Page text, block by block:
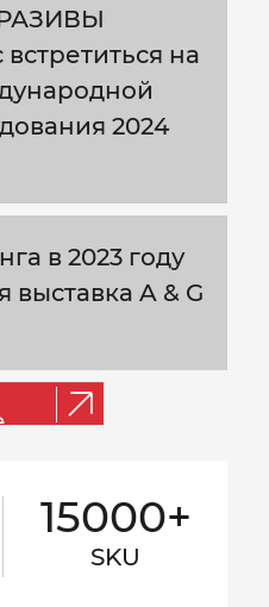
на
2024
15000+
SKU
в 2023 году
A & G